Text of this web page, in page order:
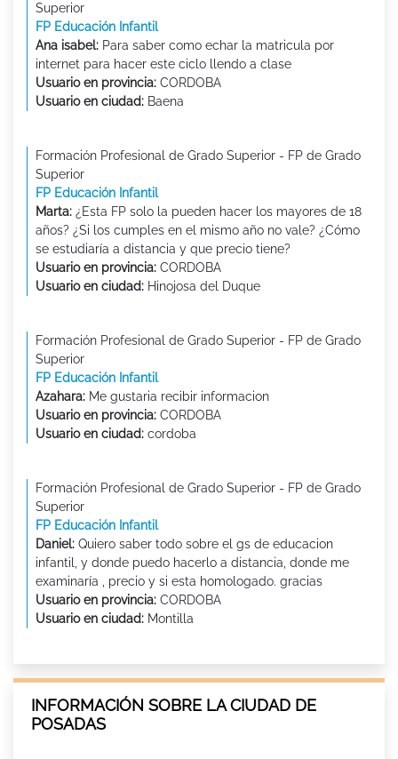
Superior
FP Educación Infantil
Ana isabel: Para saber como echar la matricula por
internet para hacer este ciclo llendo a clase
Usuario en provincia: CORDOBA
Usuario en ciudad: Baena
Formación Profesional de Grado Superior - FP de Grado
Superior
FP Educación Infantil
Marta: ¿Esta FP solo la pueden hacer los mayores de 18
años? ¿Si los cumples en el mismo año no vale? ¿Cómo
se estudiaría a distancia y que precio tiene?
Usuario en provincia: CORDOBA
Usuario en ciudad: Hinojosa del Duque
Formación Profesional de Grado Superior - FP de Grado
Superior
FP Educación Infantil
Azahara: Me gustaria recibir informacion
Usuario en provincia: CORDOBA
Usuario en ciudad: cordoba
Formación Profesional de Grado Superior - FP de Grado
Superior
FP Educación Infantil
Daniel: Quiero saber todo sobre el gs de educacion
infantil, y donde puedo hacerlo a distancia, donde me
examinaría , precio y si esta homologado. gracias
Usuario en provincia: CORDOBA
Usuario en ciudad: Montilla
INFORMACIÓN SOBRE LA CIUDAD DE
POSADAS